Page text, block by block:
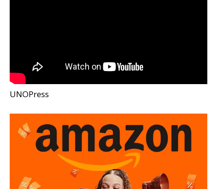
UNOPress